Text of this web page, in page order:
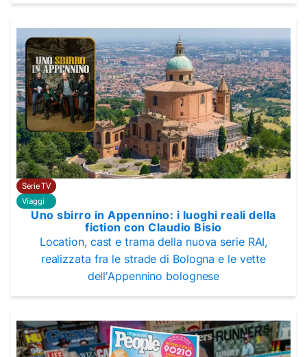
Serie TV
Viaggi
Uno sbirro in Appennino: i luoghi reali della
fiction con Claudio Bisio
Location, cast e trama della nuova serie RAI,
realizzata fra le strade di Bologna e le vette
dell'Appennino bolognese